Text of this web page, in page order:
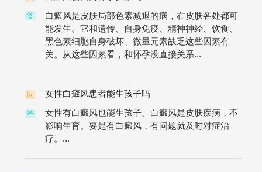
答
白癜风是皮肤局部色素减退的病，在皮肤各处都可
能发生。它和遗传、自身免疫、精神神经、饮食、
黑色素细胞自身破坏、微量元素缺乏这些因素有
关。从这些因素看，和怀孕没直接关系...
问 女性白癜风患者能生孩子吗
答
女性有白癜风也能生孩子。白癜风是皮肤疾病，不
影响生育。要是有白癜风，有问题就及时对症治
疗。...